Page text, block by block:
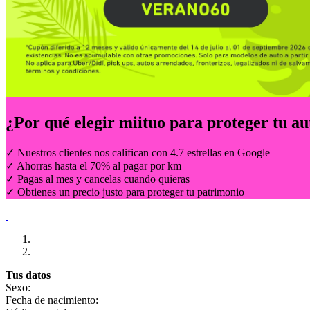
¿Por qué elegir miituo para proteger tu
✓ Nuestros clientes nos califican con 4.7 estrellas en Google
✓ Ahorras hasta el 70% al pagar por km
✓ Pagas al mes y cancelas cuando quieras
✓ Obtienes un precio justo para proteger tu patrimonio
Tus datos
Sexo:
Fecha de nacimiento: